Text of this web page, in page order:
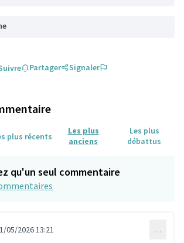
Partager Signaler
plus récents
Les plus
anciens
Les plus
débattus
qu'un seul commentaire
au commentaire 2205)
05/2026 13:21 …